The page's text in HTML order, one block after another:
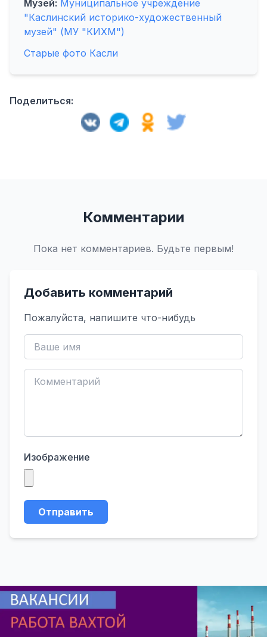
Музей: Муниципальное учреждение
"Каслинский историко-художественный
музей" (МУ "КИХМ")
Старые фото Касли
Поделиться:
Комментарии
Пока нет комментариев. Будьте первым!
Добавить комментарий
Пожалуйста, напишите что-нибудь
Изображение
Отправить